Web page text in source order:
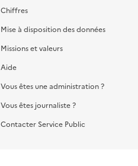
Chiffres
Mise à disposition des données
Missions et valeurs
Aide
Vous êtes une administration ?
Vous êtes journaliste ?
Contacter Service Public